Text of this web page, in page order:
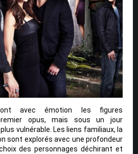
avec émotion les figures
opus, mais sous un jour
vulnérable. Les liens familiaux, la
sont explorés avec une profondeur
des personnages déchirant et